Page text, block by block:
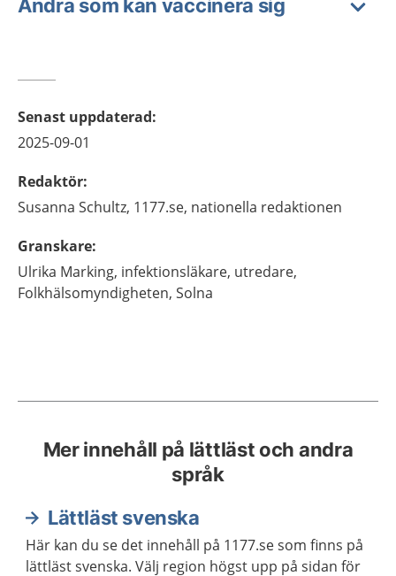
Andra som kan vaccinera sig
Senast uppdaterad:
2025-09-01
Redaktör:
Susanna Schultz, 1177.se, nationella redaktionen
Granskare:
Ulrika Marking, infektionsläkare, utredare,
Folkhälsomyndigheten, Solna
Mer innehåll på lättläst och andra
språk
Lättläst svenska
Här kan du se det innehåll på 1177.se som finns på
lättläst svenska. Välj region högst upp på sidan för